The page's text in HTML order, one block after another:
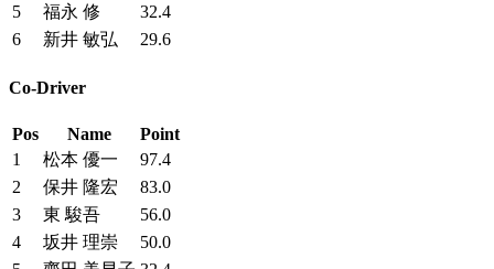
5
福永 修
32.4
6
新井 敏弘 29.6
Co-Driver
Pos Name
Point
1
松本 優一
97.4
2
保井 隆宏
83.0
3
東 駿吾
56.0
4
坂井 理崇
50.0